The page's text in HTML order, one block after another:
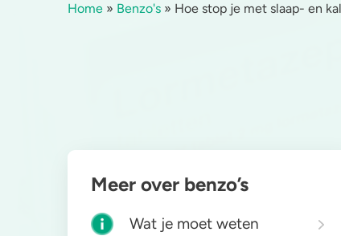
Cocaïne
Speed
Zwangerschap
Drugs & de wet
Home » Benzo's » Hoe stop je met slaap- en
Meer over benzo’s
Wat je moet weten